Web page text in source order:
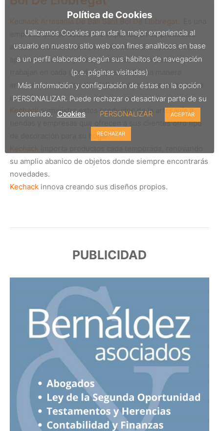
Kechack Artesanía De Bali Sant Boi De Llobregat
empresa que se dedica a la importación de productos
artesanales elaborados en Bali. Estos productos nos
aportan la cultura y las costumbres de un pueblo que
trabajan en cada una de las piezas de una manera
artesanal y cuidadas al detalle, elaboradas a mano una a
una.
Kechacksuministra estos productos de la artesanía a
tiendas y empresas que ofrecen a sus clientes otro tipo
de decoración para su hogar.
Kechack
su amplio abanico de objetos donde siempre encontrarás
novedades.
Kechack innova creando sus diseños propios.
PUBLICIDAD
Política de Cookies
Utilizamos Cookies para dar la mejor experiencia al
usuario en nuestro sitio web con fines analíticos en base
a un perfil elaborado según sus hábitos de navegación
(p.e. páginas visitadas)
Más información y configuración de éstas en la opción
PERSONALIZAR. Puede rechazar o desactivar parte de su
contenido. Cookies PERSONALIZAR ACEPTAR
RECHAZAR